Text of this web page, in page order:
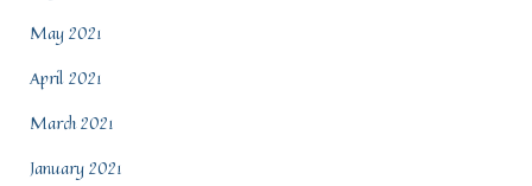
May 2021
April 2021
March 2021
January 2021